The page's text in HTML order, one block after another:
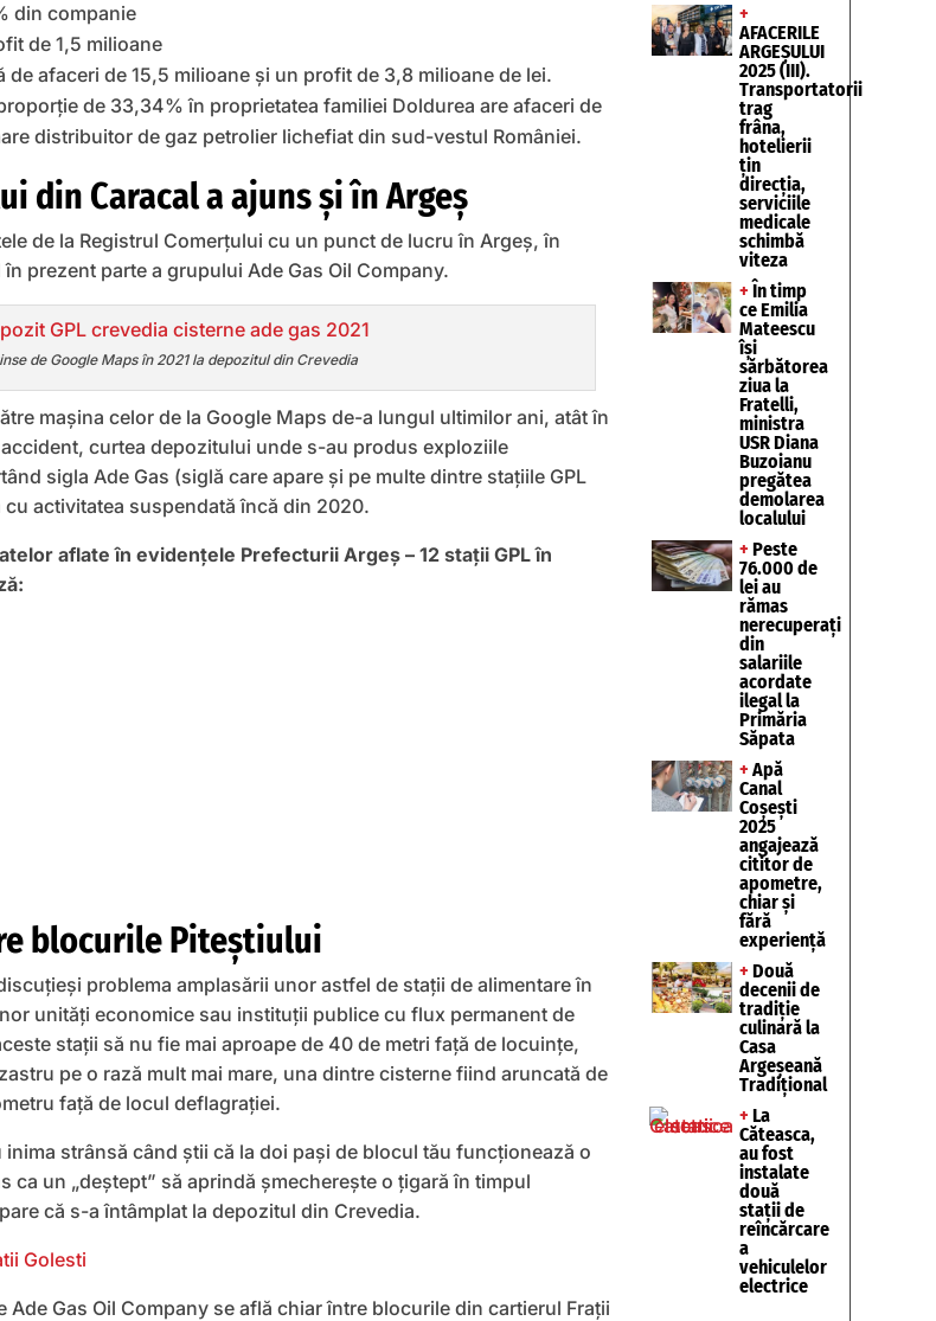
din companie
de 1,5 milioane
afaceri de 15,5 milioane și un profit de 3,8 milioane de lei.
de 33,34% în proprietatea familiei Doldurea are afaceri de
distribuitor de gaz petrolier lichefiat din sud-vestul României.
din Caracal a ajuns şi în Argeş
de la Registrul Comerţului cu un punct de lucru în Argeş, în
prezent parte a grupului Ade Gas Oil Company.
de Google Maps în 2021 la depozitul din Crevedia
maşina celor de la Google Maps de-a lungul ultimilor ani, atât în
curtea depozitului unde s-au produs exploziile
sigla Ade Gas (siglă care apare şi pe multe dintre staţiile GPL
activitatea suspendată încă din 2020.
aflate în evidenţele Prefecturii Argeş – 12 staţii GPL în
blocurile Piteştiului
problema amplasării unor astfel de staţii de alimentare în
unităţi economice sau instituţii publice cu flux permanent de
staţii să nu fie mai aproape de 40 de metri faţă de locuinţe,
pe o rază mult mai mare, una dintre cisterne fiind aruncată de
faţă de locul deflagraţiei.
strânsă când ştii că la doi paşi de blocul tău funcţionează o
ca un „deştept” să aprindă şmechereşte o ţigară în timpul
că s-a întâmplat la depozitul din Crevedia.
Ade Gas Oil Company se află chiar între blocurile din cartierul Fraţii
+
AFACERILE
ARGEȘULUI
2025 (III).
Transportatorii
trag
frâna,
hotelierii
țin
direcția,
serviciile
medicale
schimbă
viteza
+ În timp
ce Emilia
Mateescu
își
sărbătorea
ziua la
Fratelli,
ministra
USR Diana
Buzoianu
pregătea
demolarea
localului
+ Peste
76.000 de
lei au
rămas
nerecuperați
din
salariile
acordate
ilegal la
Primăria
Săpata
+ Apă
Canal
Coșești
2025
angajează
cititor de
apometre,
chiar și
fără
experiență
+ Două
decenii de
tradiție
culinară la
Casa
Argeșeană
Tradițional
+ La
Căteasca,
au fost
instalate
două
stații de
reîncărcare
a
vehiculelor
electrice